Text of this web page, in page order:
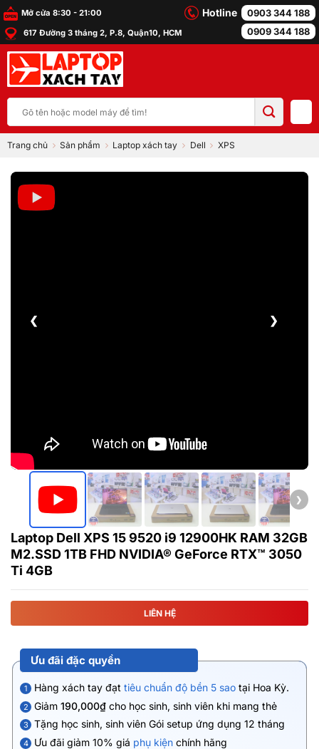
Bỏ
qua
nội
dung
Mở cửa 8:30 - 21:00
617 Đường 3 tháng 2, P.8, Quận10, HCM
Hotline
0903 344 188
0909 344 188
kiếm:
Trang chủ Sản phẩm Laptop xách tay Dell XPS
❮ ❯
❯
Laptop Dell XPS 15 9520 i9 12900HK RAM 32GB
M2.SSD 1TB FHD NVIDIA® GeForce RTX™ 3050
Ti 4GB
LIÊN HỆ
Ưu đãi đặc quyền
1 Hàng xách tay đạt tiêu chuẩn độ bền 5 sao tại Hoa Kỳ.
2 Giảm 190,000₫ cho học sinh, sinh viên khi mang thẻ
3 Tặng học sinh, sinh viên Gói setup ứng dụng 12 tháng
4 Ưu đãi giảm 10% giá phụ kiện chính hãng